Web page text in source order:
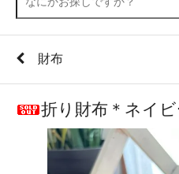
財布
折り財布＊ネイ